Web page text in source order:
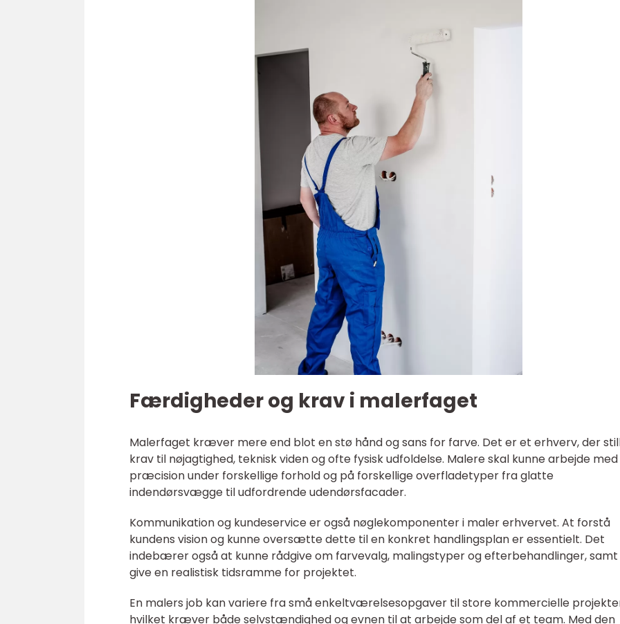
Færdigheder og krav i malerfaget
Malerfaget kræver mere end blot en stø hånd og sans for farve. Det er et erhverv, der
krav til nøjagtighed, teknisk viden og ofte fysisk udfoldelse. Malere skal kunne arbejde med
præcision under forskellige forhold og på forskellige overfladetyper fra glatte
indendørsvægge til udfordrende udendørsfacader.
Kommunikation og kundeservice er også nøglekomponenter i maler erhvervet. At forstå
kundens vision og kunne oversætte dette til en konkret handlingsplan er essentielt. Det
indebærer også at kunne rådgive om farvevalg, malingstyper og efterbehandlinger,
give en realistisk tidsramme for projektet.
En malers job kan variere fra små enkeltværelsesopgaver til store kommercielle
hvilket kræver både selvstændighed og evnen til at arbejde som del af et team. Med den